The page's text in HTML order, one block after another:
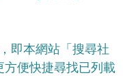
即本網站「搜尋社
便快捷尋找已列載